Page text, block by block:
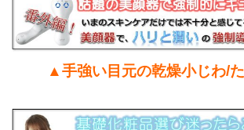
▲手強い目元の乾燥小じわ/